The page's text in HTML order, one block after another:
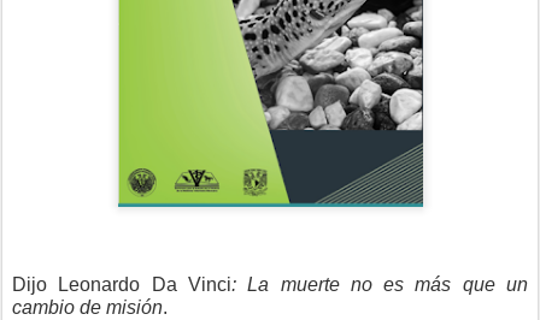
Dijo Leonardo Da Vinci: La muerte no es más que un
cambio de misión.